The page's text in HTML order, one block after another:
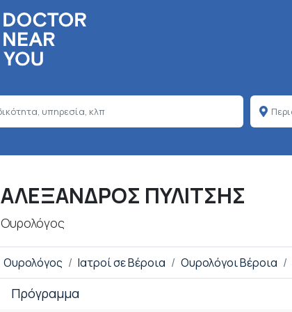
ΑΛΕΞΑΝΔΡΟΣ ΠΥΛΙΤΣΗΣ
Ουρολόγος
Ουρολόγος Ιατροί σε Βέροια Ουρολόγοι Βέροια
Πρόγραμμα